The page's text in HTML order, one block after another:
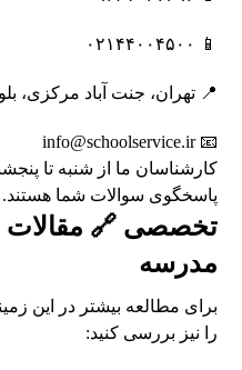
📱 ۰۲۱۴۴۰۰۴۵۰۰
📍 تهران، جنت آباد مرکزی، بلوار
📧 info@schoolservice.ir
پاسخگوی سوالات شما هستند.
تخصصی 🔗 مقالات
مدرسه
برای مطالعه بیشتر در این
را نیز بررسی کنید: